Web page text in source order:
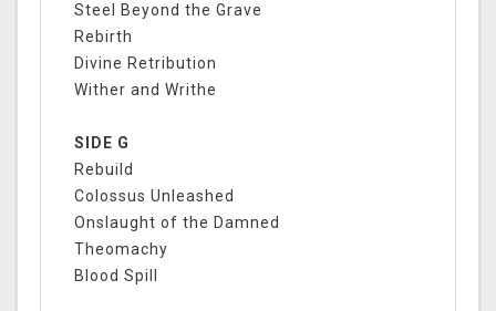
Steel Beyond the Grave
Rebirth
Divine Retribution
Wither and Writhe
SIDE G
Rebuild
Colossus Unleashed
Onslaught of the Damned
Theomachy
Blood Spill